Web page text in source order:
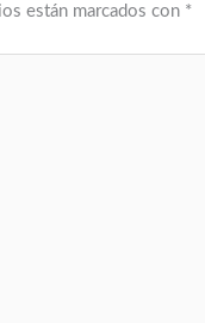
están marcados con *